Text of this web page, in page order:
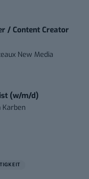
/ Content Creator
New Media
(w/m/d)
Karben